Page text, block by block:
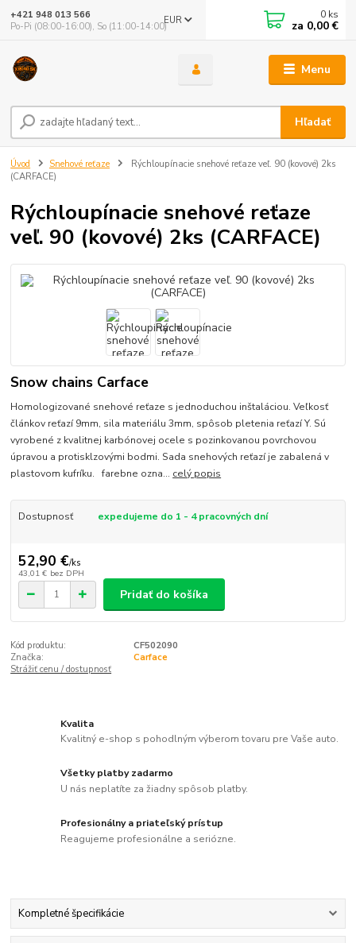
Menu
EUR
Hľadať
+421 948 013 566
Po-Pi (08:00-16:00), So (11:00-14:00)
0 ks
za 0,00 €
Úvod Snehové reťaze
Rýchloupínacie snehové reťaze veľ. 90 (kovové) 2ks
(CARFACE)
Rýchloupínacie snehové reťaze
veľ. 90 (kovové) 2ks (CARFACE)
Snow chains Carface
Homologizované snehové reťaze s jednoduchou inštaláciou. Veľkosť
článkov reťazí 9mm, sila materiálu 3mm, spôsob pletenia reťazí Y. Sú
vyrobené z kvalitnej karbónovej ocele s pozinkovanou povrchovou
úpravou a protisklzovými bodmi. Sada snehových reťazí je zabalená v
plastovom kufríku. farebne ozna... celý popis
Dostupnosť expedujeme do 1 - 4 pracovných dní
52,90 €/ks
43,01 € bez DPH
Pridať do košíka
Kód produktu:
CF502090
Značka:
Carface
Strážiť cenu / dostupnosť
Kvalita
Kvalitný e-shop s pohodlným výberom tovaru pre Vaše auto.
Všetky platby zadarmo
U nás neplatíte za žiadny spôsob platby.
Profesionálny a priateľský prístup
Reagujeme profesionálne a seriózne.
Kompletné špecifikácie